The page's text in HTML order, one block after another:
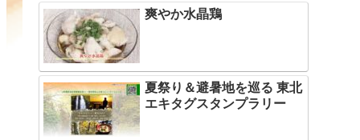
爽やか水晶鶏
夏祭り＆避暑地を巡る 東北
エキタグスタンプラリー